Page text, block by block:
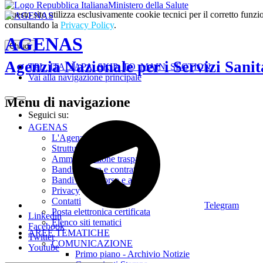
Questo sito utilizza esclusivamente cookie tecnici per il corretto
consultando la Privacy Policy.
Chiudi
TPL_ITALIAPA_SKIP_TO_MAIN_SECTION
Vai alla navigazione principale
Ministero della Salute
AGENAS
Agenzia Nazionale per i Servizi
Seguici su:
Telegram
Linkedin
Facebook
Twitter
Youtube
Menu di navigazione
AGENAS
L'Agenzia
Struttura
Amministrazione trasparente
Bandi di gara e contratti
Bandi di concorso e avvisi
Privacy
Contatti
Posta elettronica certificata
Elenco siti tematici
AREE TEMATICHE
COMUNICAZIONE
Primo piano - Archivio Notizie